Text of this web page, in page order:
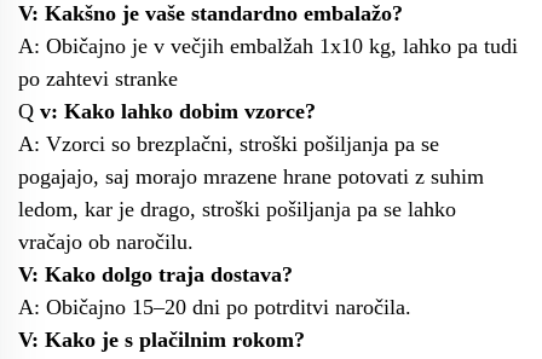
V: Kakšno je vaše standardno embalažo?
A: Običajno je v večjih embalžah 1x10 kg, lahko pa tudi
po zahtevi stranke
Q v: Kako lahko dobim vzorce?
A: Vzorci so brezplačni, stroški pošiljanja pa se
pogajajo, saj morajo mrazene hrane potovati z suhim
ledom, kar je drago, stroški pošiljanja pa se lahko
vračajo ob naročilu.
V: Kako dolgo traja dostava?
A: Običajno 15–20 dni po potrditvi naročila.
V: Kako je s plačilnim rokom?